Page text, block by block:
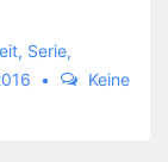
, Serie,
Keine